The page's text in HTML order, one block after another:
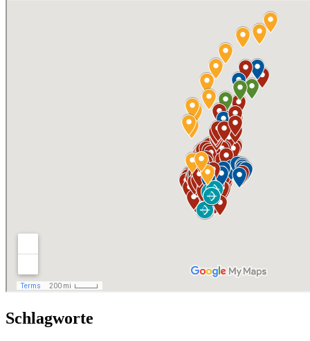
Schlagworte